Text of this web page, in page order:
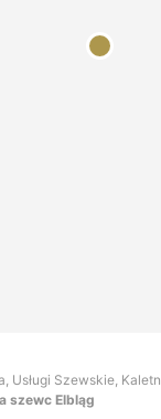
Usługi Szewskie,
szewc Elbląg